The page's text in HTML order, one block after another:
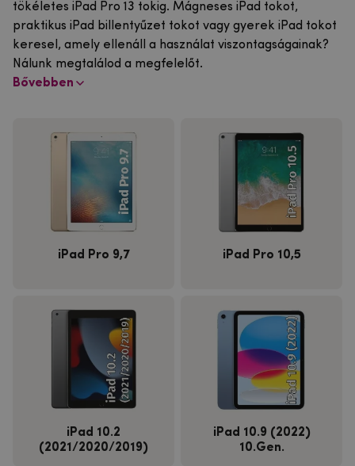
tökéletes iPad Pro 13 tokig. Mágneses iPad tokot,
praktikus iPad billentyűzet tokot vagy gyerek iPad tokot
keresel, amely ellenáll a használat viszontagságainak?
Nálunk megtalálod a megfelelőt.
Bővebben
iPad Pro 9,7 iPad Pro 10,5
iPad 10.2
(2021/2020/2019)
iPad 10.9 (2022)
10.Gen.